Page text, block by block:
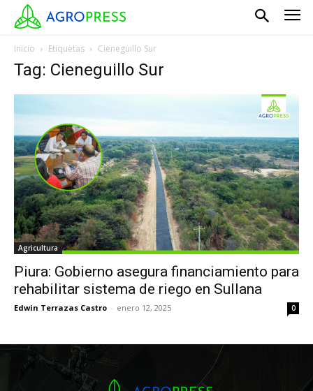
Inicio Etiquetas Cieneguillo Sur
Tag: Cieneguillo Sur
Agricultura
Piura: Gobierno asegura financiamiento para
rehabilitar sistema de riego en Sullana
Edwin Terrazas Castro - enero 12, 2025 0